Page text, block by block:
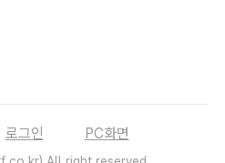
로그인 PC화면